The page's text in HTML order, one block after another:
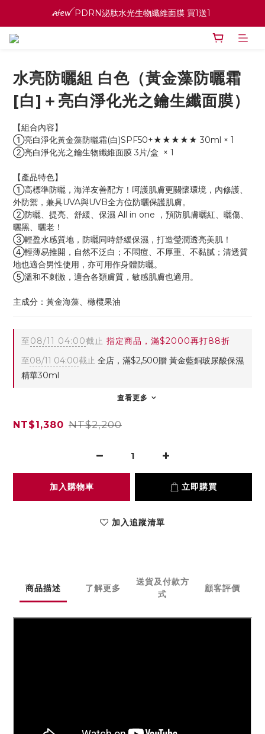
ꫛꫀꪝ PDRN泌肽水光生物纖維面膜 買1送1
ꫛꫀꪝ PDRN泌肽水光生物纖維面膜 買1送1
寵愛之名官網會員招募中 ♡ 八月消費紅利加倍送
ꫛꫀꪝ PDRN泌肽水光生物纖維面膜 買1送1
水亮防曬組 白色（黃金藻防曬霜
[白]＋亮白淨化光之鑰生纖面膜）
【組合內容】
①亮白淨化黃金藻防曬霜(白)SPF50+★★★★★ 30ml × 1
②亮白淨化光之鑰生物纖維面膜 3片/盒  × 1
【產品特色】
①高標準防曬，海洋友善配方！呵護肌膚更關懷環境，內修護、
外防禦，兼具UVA與UVB全方位防曬保護肌膚。
②防曬、提亮、舒緩、保濕 All in one ，預防肌膚曬紅、曬傷、
曬黑、曬老！
③輕盈水感質地，防曬同時舒緩保濕，打造瑩潤透亮美肌！
④輕薄易推開，自然不泛白；不悶痘、不厚重、不黏膩；清透質
地也適合男性使用，亦可用作身體防曬。
⑤溫和不刺激，適合各類膚質，敏感肌膚也適用。
主成分：黃金海藻、橄欖果油
至08/11 04:00截止 指定商品，滿$2000再打88折
至08/11 04:00截止 全店，滿$2,500贈 黃金藍銅玻尿酸保濕
精華30ml
查看更多
NT$1,380 NT$2,200
加入購物車 立即購買
加入追蹤清單
商品描述 了解更多
送貨及付款方
式
顧客評價